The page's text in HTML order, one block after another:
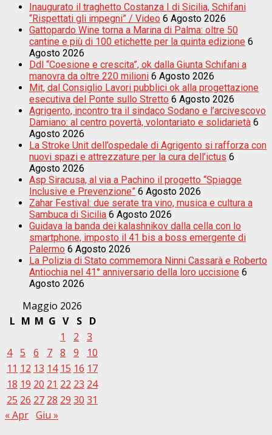
Inaugurato il traghetto Costanza I di Sicilia, Schifani
“Rispettati gli impegni” / Video 6 Agosto 2026
Gattopardo Wine torna a Marina di Palma: oltre 50
cantine e più di 100 etichette per la quinta edizione 6
Agosto 2026
Ddl “Coesione e crescita”, ok dalla Giunta Schifani a
manovra da oltre 220 milioni 6 Agosto 2026
Mit, dal Consiglio Lavori pubblici ok alla progettazione
esecutiva del Ponte sullo Stretto 6 Agosto 2026
Agrigento, incontro tra il sindaco Sodano e l’arcivescovo
Damiano: al centro povertà, volontariato e solidarietà 6
Agosto 2026
La Stroke Unit dell’ospedale di Agrigento si rafforza con
nuovi spazi e attrezzature per la cura dell’ictus 6
Agosto 2026
Asp Siracusa, al via a Pachino il progetto “Spiagge
Inclusive e Prevenzione” 6 Agosto 2026
Zahar Festival: due serate tra vino, musica e cultura a
Sambuca di Sicilia 6 Agosto 2026
Guidava la banda dei kalashnikov dalla cella con lo
smartphone, imposto il 41 bis a boss emergente di
Palermo 6 Agosto 2026
La Polizia di Stato commemora Ninni Cassarà e Roberto
Antiochia nel 41° anniversario della loro uccisione 6
Agosto 2026
Maggio 2026
L M M G V S
D
1
2
3
4 5 6 7 8 9
10
11 12 13 14 15 16 17
18 19 20 21 22 23 24
25 26 27 28 29 30 31
« Apr Giu »